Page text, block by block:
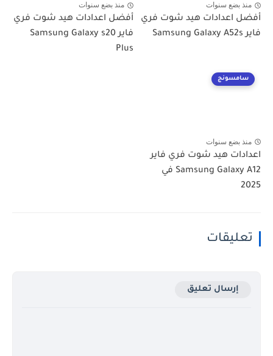
منذ بضع سنوات
أفضل اعدادات هيد شوت فري
فاير Samsung Galaxy A52s
منذ بضع سنوات
أفضل اعدادات هيد شوت فري
فاير Samsung Galaxy s20
Plus
سامسونج
منذ بضع سنوات
اعدادات هيد شوت فري فاير
Samsung Galaxy A12 في
2025
تعليقات
إرسال تعليق